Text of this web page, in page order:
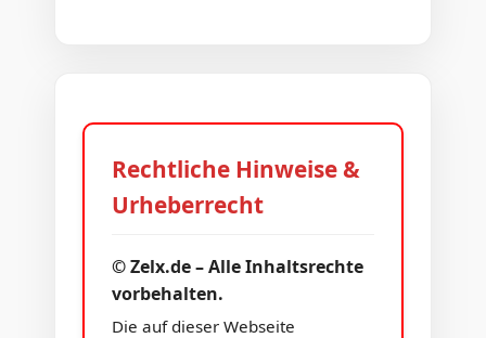
Rechtliche Hinweise &
Urheberrecht
© Zelx.de – Alle Inhaltsrechte
vorbehalten.
Die auf dieser Webseite